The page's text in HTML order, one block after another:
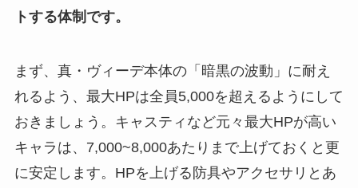
トする体制です。
まず、真・ヴィーデ本体の「暗黒の波動」に耐え
れるよう、最大HPは全員5,000を超えるようにして
おきましょう。キャスティなど元々最大HPが高い
キャラは、7,000~8,000あたりまで上げておくと更
に安定します。HPを上げる防具やアクセサリとあ